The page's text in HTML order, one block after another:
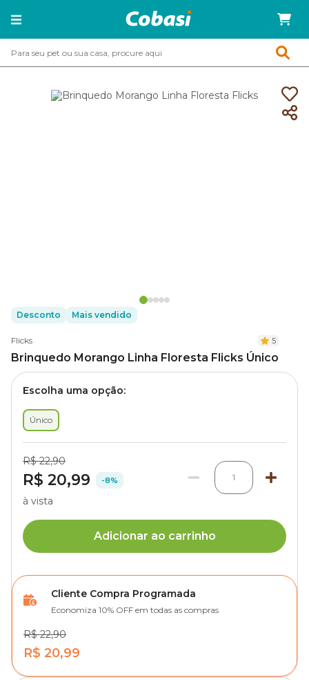
Desconto Mais vendido
Flicks 5
Brinquedo Morango Linha Floresta Flicks Único
Escolha uma opção:
Único
R$ 22,90
R$ 20,99 -8% 1
à vista
Adicionar ao carrinho
Cliente Compra Programada
Economiza 10% OFF em todas as compras
R$ 22,90
R$ 20,99